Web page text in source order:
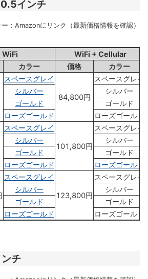
インチ
：Amazonにリンク（最新価格情報を確認）
WiFi
WiFi + Cellular
カラー 価格 カラー
スペースグレイ
84,800円
スペースグレイ
シルバー
シルバー
ゴールド
ゴールド
ローズゴールド
ローズゴールド
スペースグレイ
101,800円
スペースグレイ
シルバー
シルバー
ゴールド
ゴールド
ローズゴールド
ローズゴールド
スペースグレイ
123,800円
スペースグレイ
シルバー
シルバー
ゴールド
ゴールド
ローズゴールド
ローズゴールド
チ